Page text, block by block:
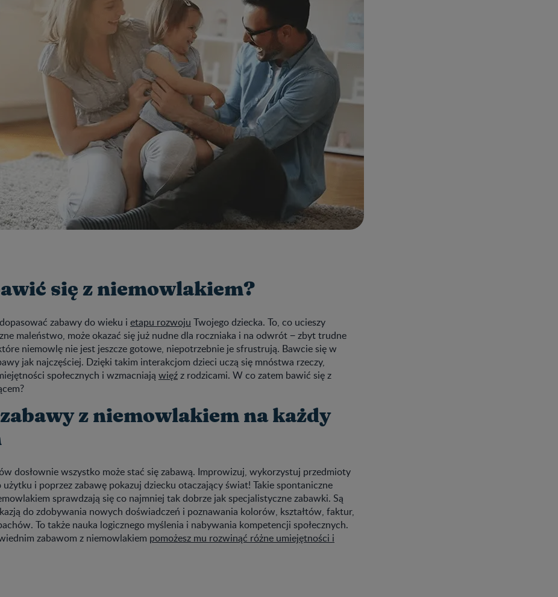
się z niemowlakiem?
zabawy do wieku i etapu rozwoju Twojego dziecka. To, co ucieszy
maleństwo, może okazać się już nudne dla roczniaka i na odwrót − zbyt trudne
niemowlę nie jest jeszcze gotowe, niepotrzebnie je sfrustrują. Bawcie się w
jak najczęściej. Dzięki takim interakcjom dzieci uczą się mnóstwa rzeczy,
społecznych i wzmacniają więźz rodzicami. W co zatem bawić się z
z niemowlakiem na każdy
dosłownie wszystko może stać się zabawą. Improwizuj, wykorzystuj przedmioty
użytku i poprzez zabawę pokazuj dziecku otaczający świat! Takie spontaniczne
sprawdzają się co najmniej tak dobrze jak specjalistyczne zabawki. Są
do zdobywania nowych doświadczeń i poznawania kolorów, kształtów, faktur,
To także nauka logicznego myślenia i nabywania kompetencji społecznych.
zabawom z niemowlakiem pomożesz mu rozwinąć różne umiejętności i